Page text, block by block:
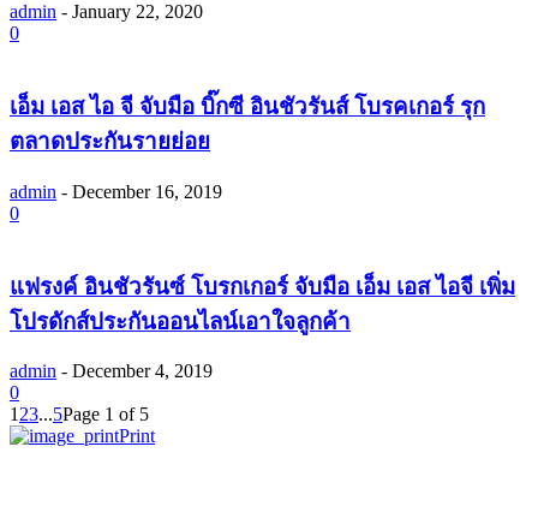
admin - January 22, 2020
0
เอ็ม เอส ไอ จี จับมือ บิ๊กซี อินชัวรันส์ โบรคเกอร์ รุก
ตลาดประกันรายย่อย
admin - December 16, 2019
0
แฟรงค์ อินชัวรันซ์ โบรกเกอร์ จับมือ เอ็ม เอส ไอจี เพิ่ม
โปรดักส์ประกันออนไลน์เอาใจลูกค้า
admin - December 4, 2019
0
1 23...5Page 1 of 5
Print